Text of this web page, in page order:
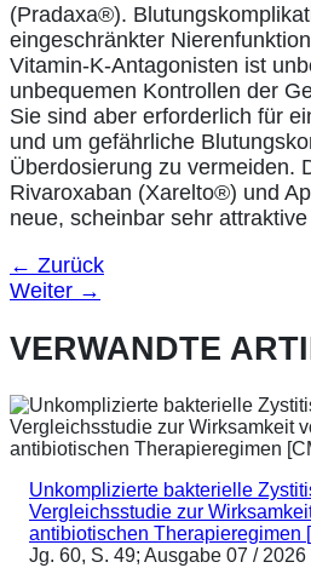
(Pradaxa®).
eingeschränkter
Vitamin-K-Antagonisten ist
unbequemen Kontrollen der
Sie sind aber erforderlich für
und um gefährliche
Überdosierung zu vermeiden.
Rivaroxaban (Xarelto®) und
neue, scheinbar sehr
← Zurück
Weiter →
VERWANDTE
Unkomplizierte bakterielle
Vergleichsstudie zur
antibiotischen Therapieregimen
Jg. 60, S. 49; Ausgabe 07 / 2026